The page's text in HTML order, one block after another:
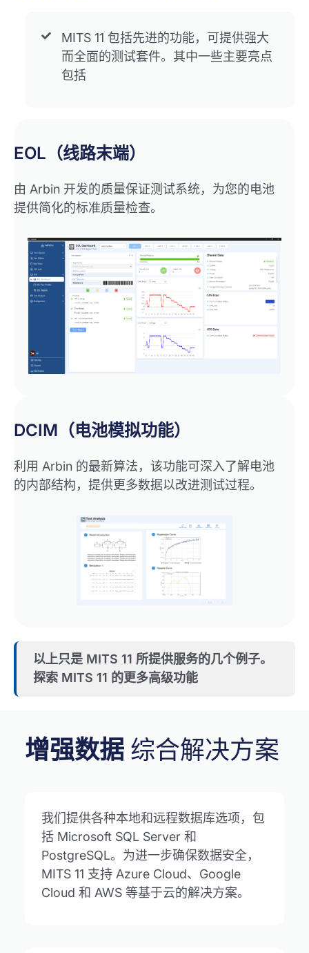
MITS 11 包括先进的功能，可提供强大
而全面的测试套件。其中一些主要亮点
包括
EOL（线路末端）
由 Arbin 开发的质量保证测试系统，为您的电池
提供简化的标准质量检查。
DCIM（电池模拟功能）
利用 Arbin 的最新算法，该功能可深入了解电池
的内部结构，提供更多数据以改进测试过程。
以上只是 MITS 11 所提供服务的几个例子。
探索 MITS 11 的更多高级功能
增强数据 综合解决方案
我们提供各种本地和远程数据库选项，包
括 Microsoft SQL Server 和
PostgreSQL。为进一步确保数据安全，
MITS 11 支持 Azure Cloud、Google
Cloud 和 AWS 等基于云的解决方案。